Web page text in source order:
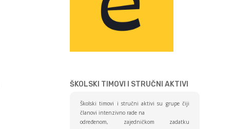
ŠKOLSKI TIMOVI I STRUČNI AKTIVI
Školski timovi i stručni aktivi su grupe čiji
članovi intenzivno rade na
određenom, zajedničkom zadatku